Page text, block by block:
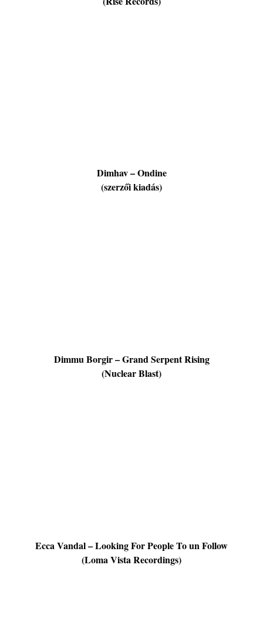
Dimhav – Ondine
(szerzői kiadás)
Dimmu Borgir – Grand Serpent Rising
(Nuclear Blast)
Ecca Vandal – Looking For People To un Follow
(Loma Vista Recordings)